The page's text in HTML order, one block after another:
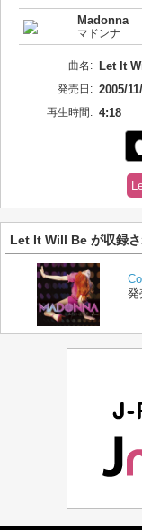
Madonna
マドンナ
曲名: Let It
発売日: 2005/
再生時間: 4:18
Let It Will Be が収録
発